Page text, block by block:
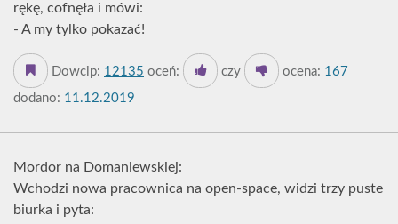
rękę, cofnęła i mówi:
- A my tylko pokazać!
Dowcip: 12135 oceń: czy ocena: 167
dodano: 11.12.2019
Mordor na Domaniewskiej:
Wchodzi nowa pracownica na open-space, widzi trzy puste
biurka i pyta: